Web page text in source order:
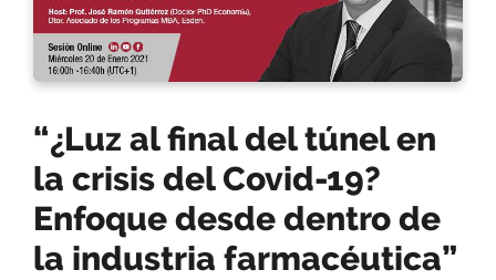
“¿Luz al final del túnel en
la crisis del Covid-19?
Enfoque desde dentro de
la industria farmacéutica”